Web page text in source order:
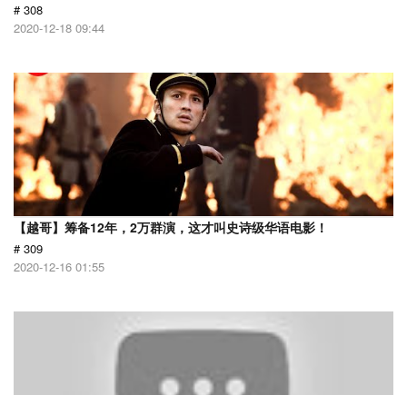
# 308
2020-12-18 09:44
【越哥】筹备12年，2万群演，这才叫史诗级华语电影！
# 309
2020-12-16 01:55